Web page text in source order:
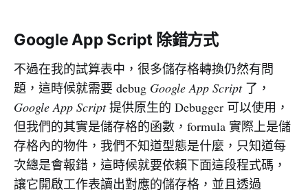
Google App Script 除錯方式
不過在我的試算表中，很多儲存格轉換仍然有問
題，這時候就需要 debug Google App Script了，
Google App Script提供原生的 Debugger 可以使用，
但我們的其實是儲存格的函數，formula 實際上是儲
存格內的物件，我們不知道型態是什麼，只知道每
次總是會報錯，這時候就要依賴下面這段程式碼，
讓它開啟工作表讀出對應的儲存格，並且透過